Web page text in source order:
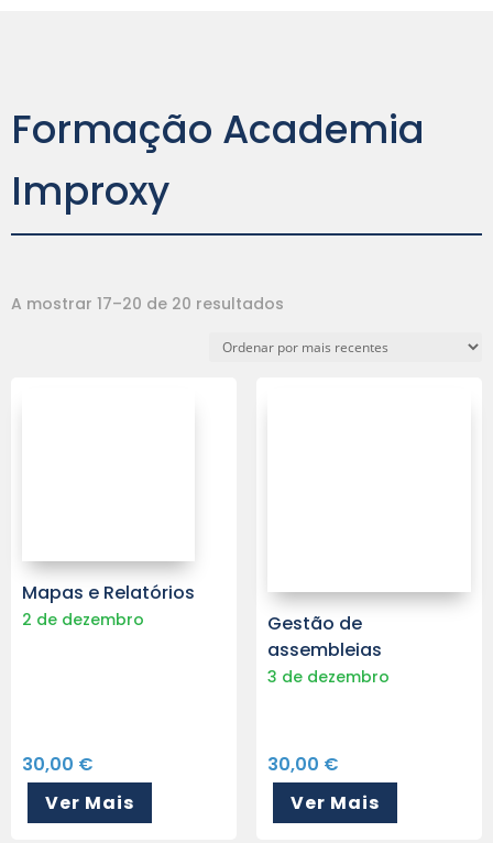
Formação Academia
Improxy
A mostrar 17–20 de 20 resultados
mais
Mapas e Relatórios
2 de dezembro
30,00 €
Ver Mais
Gestão de
assembleias
3 de dezembro
30,00 €
Ver Mais